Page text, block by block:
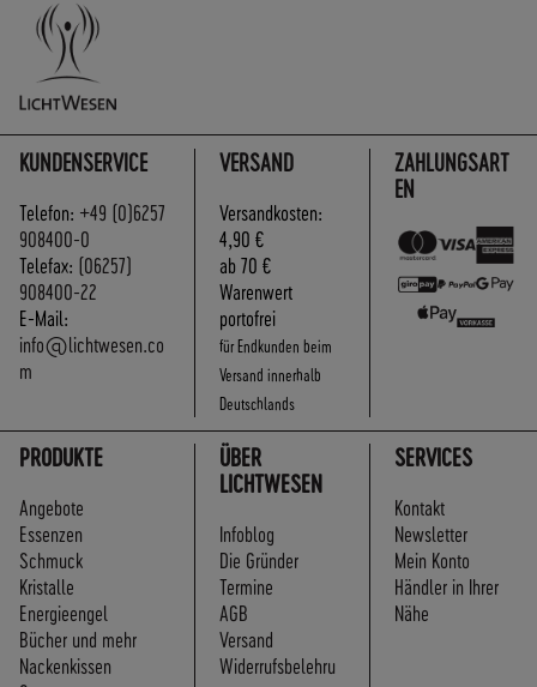
KUNDENSERVICE
Telefon: +49 (0)6257
908400-0
Telefax: (06257)
908400-22
E-Mail:
info@lichtwesen.co
m
ZAHLUNGSART
EN
VERSAND
Versandkosten:
4,90 €
ab 70 €
Warenwert
portofrei
für Endkunden beim
Versand innerhalb
Deutschlands
PRODUKTE
Angebote
Essenzen
Schmuck
Kristalle
Energieengel
Bücher und mehr
Nackenkissen
ÜBER
LICHTWESEN
Infoblog
Die Gründer
Termine
AGB
Versand
Widerrufsbelehru
SERVICES
Kontakt
Newsletter
Mein Konto
Händler in Ihrer
Nähe